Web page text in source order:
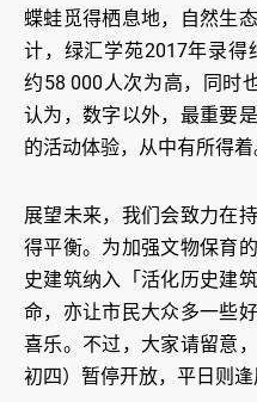
蝶蛙觅得栖息地，自然生
计，绿汇学苑2017年录得
约58 000人次为高，同时
认为，数字以外，最重要
的活动体验，从中有所得着
展望未来，我们会致力在
得平衡。为加强文物保育
史建筑纳入「活化历史建
命，亦让市民大众多一些
喜乐。不过，大家请留意
初四）暂停开放，平日则逢